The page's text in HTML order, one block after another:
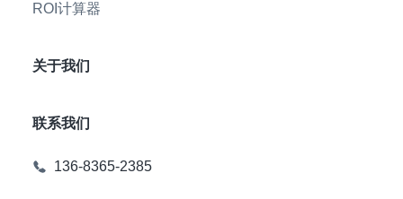
ROI计算器
关于我们
联系我们
136-8365-2385